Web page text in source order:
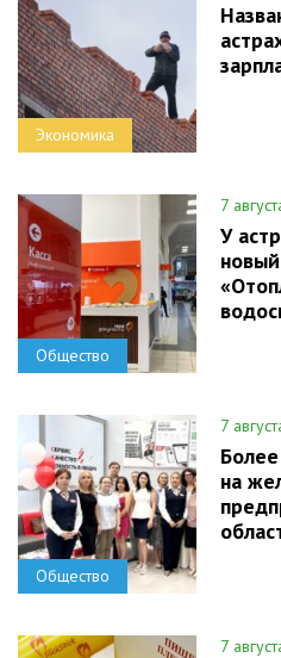
Экономика
Общество
7
У
Общество
7
на
7